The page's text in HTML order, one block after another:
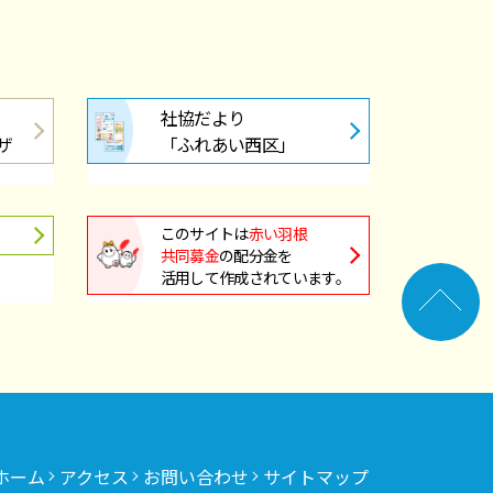
社協だより
「ふれあい西区」
このサイトは赤い羽根
共同募金の配分金を
活用して作成されています。
ーム アクセス お問い合わせ
サイトマップ